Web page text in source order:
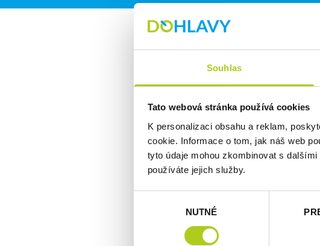
Souhlas
Tato webová stránka používá cookies
K personalizaci obsahu a reklam,
cookie. Informace o tom, jak náš web
tyto údaje mohou zkombinovat s
používáte jejich služby.
NUTNÉ
Pomáháme žákům základních
kurzy na přijímačky,
ZKUŠENOSTÍ